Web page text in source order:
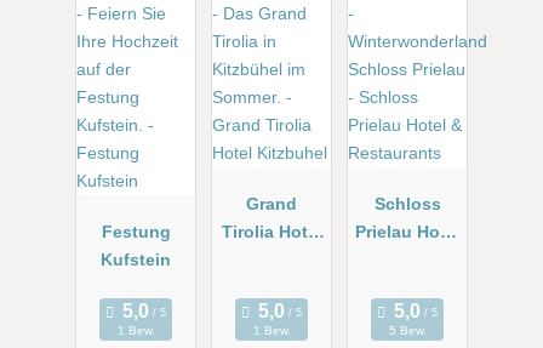
Festung
Kufstein
1 Bew.
Grand
Tirolia Hotel
1 Bew.
Schloss
Prielau Hotel
5 Bew.